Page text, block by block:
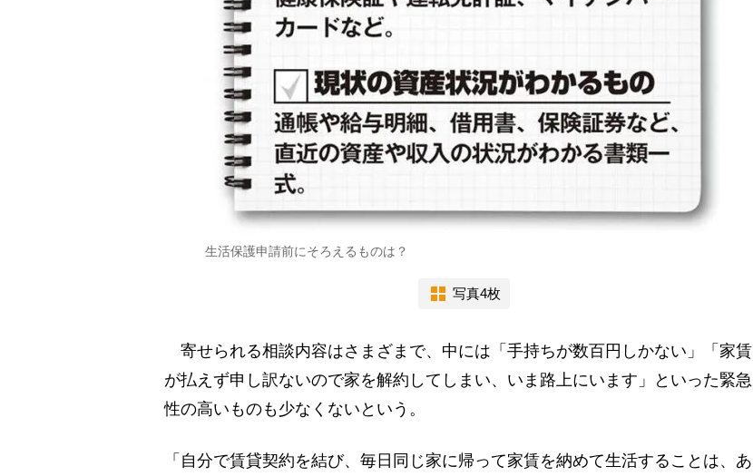
生活保護申請前にそろえるものは？
写真4枚
寄せられる相談内容はさまざまで、中には「手持ちが数百円しかない」「家賃
が払えず申し訳ないので家を解約してしまい、いま路上にいます」といった緊急
性の高いものも少なくないという。
「自分で賃貸契約を結び、毎日同じ家に帰って家賃を納めて生活することは、あ